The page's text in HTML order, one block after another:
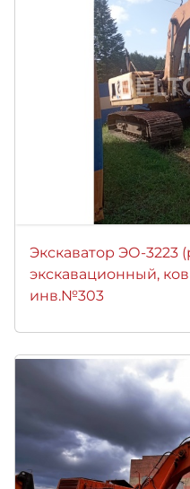
Экскаватор ЭО-3223
экскавационный,
инв.№303